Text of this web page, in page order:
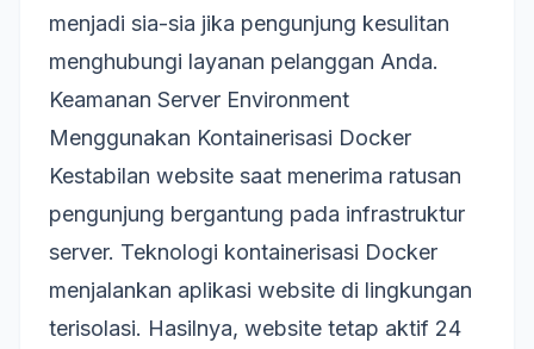
menjadi sia-sia jika pengunjung kesulitan
menghubungi layanan pelanggan Anda.
Keamanan Server Environment
Menggunakan Kontainerisasi Docker
Kestabilan website saat menerima ratusan
pengunjung bergantung pada infrastruktur
server. Teknologi kontainerisasi Docker
menjalankan aplikasi website di lingkungan
terisolasi. Hasilnya, website tetap aktif 24